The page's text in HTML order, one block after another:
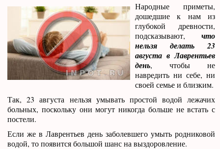
Народные приметы,
дошедшие к нам из
глубокой древности,
подсказывают, что
нельзя делать 23
августа в Лаврентьев
день, чтобы не
навредить ни себе, ни
своей семье и близким.
Так, 23 августа нельзя умывать простой водой лежачих
больных, поскольку они могут никогда больше не встать с
постели.
Если же в Лаврентьев день заболевшего умыть родниковой
водой, то появится большой шанс на выздоровление.